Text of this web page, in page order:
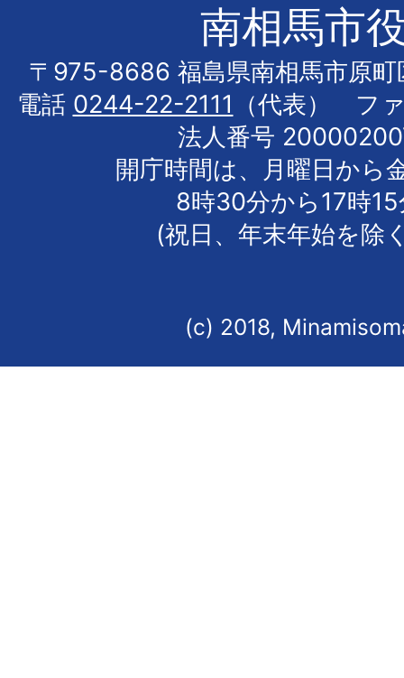
南相馬市
〒975-8686 福島県南相馬市原町
電話 0244-22-2111
（代表） フ
法人番号
開庁時間は、月曜日から
8時30分から17時
(祝日、年末年始を除
(c) 2018,